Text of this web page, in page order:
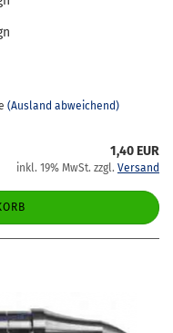
(Ausland abweichend)
1,40 EUR
inkl. 19% MwSt. zzgl. Versand